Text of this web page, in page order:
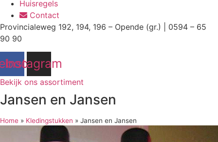
Huisregels
Contact
Provincialeweg 192, 194, 196 – Opende (gr.) | 0594 – 65
90 90
Instagram
Bekijk ons assortiment
Jansen en Jansen
Home » Kledingstukken » Jansen en Jansen